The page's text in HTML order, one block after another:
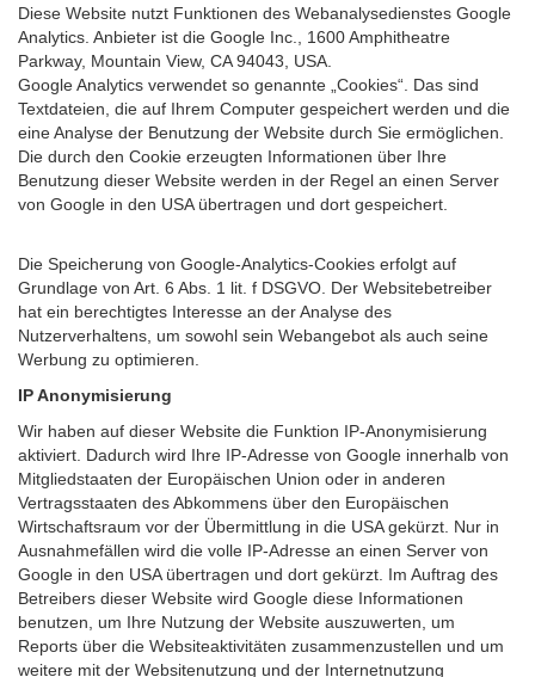
Diese Website nutzt Funktionen des Webanalysedienstes Google
Analytics. Anbieter ist die Google Inc., 1600 Amphitheatre
Parkway, Mountain View, CA 94043, USA.
Google Analytics verwendet so genannte „Cookies“. Das sind
Textdateien, die auf Ihrem Computer gespeichert werden und die
eine Analyse der Benutzung der Website durch Sie ermöglichen.
Die durch den Cookie erzeugten Informationen über Ihre
Benutzung dieser Website werden in der Regel an einen Server
von Google in den USA übertragen und dort gespeichert.
Die Speicherung von Google-Analytics-Cookies erfolgt auf
Grundlage von Art. 6 Abs. 1 lit. f DSGVO. Der Websitebetreiber
hat ein berechtigtes Interesse an der Analyse des
Nutzerverhaltens, um sowohl sein Webangebot als auch seine
Werbung zu optimieren.
IP Anonymisierung
Wir haben auf dieser Website die Funktion IP-Anonymisierung
aktiviert. Dadurch wird Ihre IP-Adresse von Google innerhalb von
Mitgliedstaaten der Europäischen Union oder in anderen
Vertragsstaaten des Abkommens über den Europäischen
Wirtschaftsraum vor der Übermittlung in die USA gekürzt. Nur in
Ausnahmefällen wird die volle IP-Adresse an einen Server von
Google in den USA übertragen und dort gekürzt. Im Auftrag des
Betreibers dieser Website wird Google diese Informationen
benutzen, um Ihre Nutzung der Website auszuwerten, um
Reports über die Websiteaktivitäten zusammenzustellen und um
weitere mit der Websitenutzung und der Internetnutzung